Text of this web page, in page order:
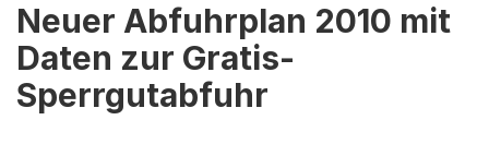
Neuer Abfuhrplan 2010 mit
Daten zur Gratis-
Sperrgutabfuhr